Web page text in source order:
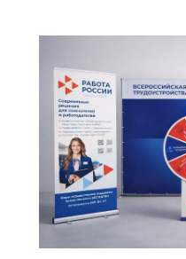
обработку персональных
конфиденциальности
Нажимая на кнопку, я
информационных и
Оставить
заявку